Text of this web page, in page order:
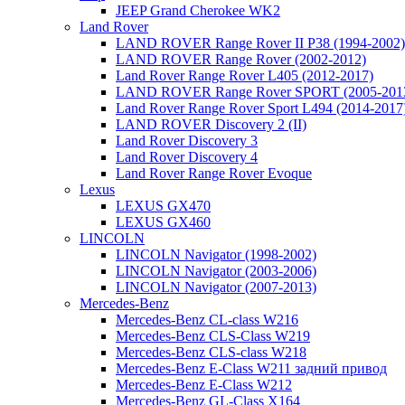
JEEP Grand Cherokee WK2
Land Rover
LAND ROVER Range Rover II P38 (1994-2002)
LAND ROVER Range Rover (2002-2012)
Land Rover Range Rover L405 (2012-2017)
LAND ROVER Range Rover SPORT (2005-
Land Rover Range Rover Sport L494 (2014-
LAND ROVER Discovery 2 (II)
Land Rover Discovery 3
Land Rover Discovery 4
Land Rover Range Rover Evoque
Lexus
LEXUS GX470
LEXUS GX460
LINCOLN
LINCOLN Navigator (1998-2002)
LINCOLN Navigator (2003-2006)
LINCOLN Navigator (2007-2013)
Mercedes-Benz
Mercedes-Benz CL-class W216
Mercedes-Benz CLS-Class W219
Mercedes-Benz CLS-class W218
Mercedes-Benz E-Class W211 задний привод
Mercedes-Benz E-Class W212
Mercedes-Benz GL-Class X164